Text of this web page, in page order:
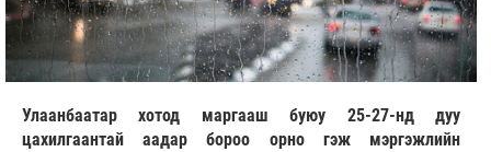
Улаанбаатар хотод маргааш буюу 25-27-нд дуу
цахилгаантай аадар бороо орно гэж мэргэжлийн